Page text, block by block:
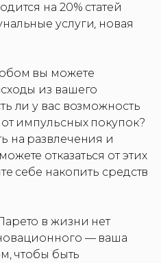
на 20% статей
услуги, новая
вы можете
из вашего
ли у вас возможность
импульсных покупок?
на развлечения и
отказаться от этих
себе накопить средств
в жизни нет
— ваша
чтобы быть